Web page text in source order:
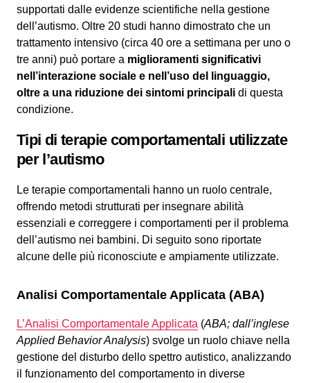
supportati dalle evidenze scientifiche nella gestione
dell’autismo. Oltre 20 studi hanno dimostrato che un
trattamento intensivo (circa 40 ore a settimana per uno o
tre anni) può portare a miglioramenti significativi
nell’interazione sociale e nell’uso del linguaggio,
oltre a una riduzione dei sintomi principali di questa
condizione.
Tipi di terapie comportamentali utilizzate
per l’autismo
Le terapie comportamentali hanno un ruolo centrale,
offrendo metodi strutturati per insegnare abilità
essenziali e correggere i comportamenti per il problema
dell’autismo nei bambini. Di seguito sono riportate
alcune delle più riconosciute e ampiamente utilizzate.
Analisi Comportamentale Applicata (ABA)
L’Analisi Comportamentale Applicata (ABA; dall’inglese
Applied Behavior Analysis) svolge un ruolo chiave nella
gestione del disturbo dello spettro autistico, analizzando
il funzionamento del comportamento in diverse